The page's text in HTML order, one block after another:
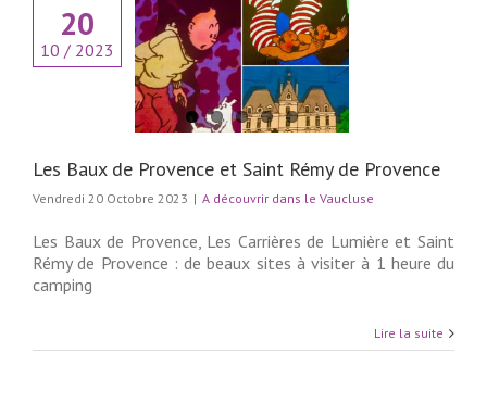
20
10 / 2023
de Provence et
Les Baux de Provence et Saint Rémy de Provence
Vendredi 20 Octobre 2023 | A découvrir dans le Vaucluse
Les Baux de Provence, Les Carrières de Lumière et Saint
Rémy de Provence : de beaux sites à visiter à 1 heure du
camping
Lire la suite